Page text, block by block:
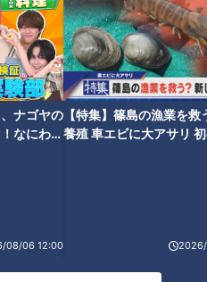
ナゴヤの
なにわ実
08/06 12:00
【特集】篠島の漁業を救
養殖 車エビに大アサリ
ング
｜愛知・蒲郡市へ！三河湾ぐる